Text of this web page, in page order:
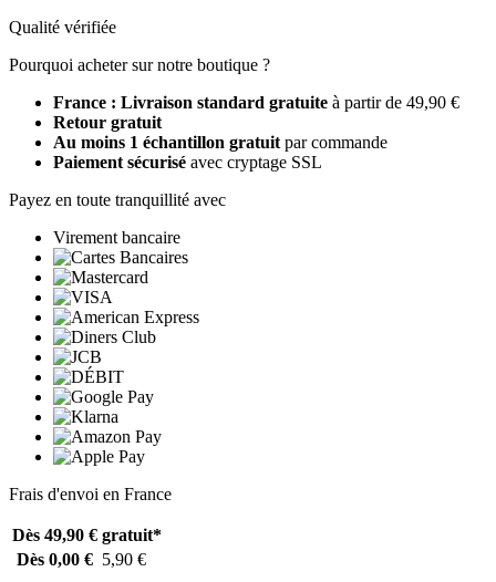
Qualité vérifiée
Pourquoi acheter sur notre boutique ?
France : Livraison standard gratuite à partir de 49,90 €
Retour gratuit
Au moins 1 échantillon gratuit par commande
Paiement sécurisé avec cryptage SSL
Payez en toute tranquillité avec
Virement bancaire
Frais d'envoi en France
Dès 49,90 € gratuit*
Dès 0,00 € 5,90 €